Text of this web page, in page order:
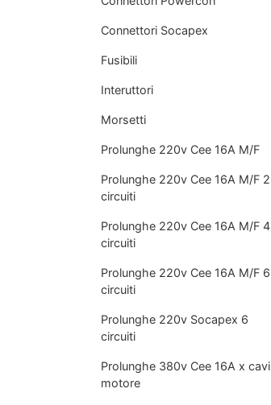
Connettori Socapex
Fusibili
Interuttori
Morsetti
Prolunghe 220v Cee 16A M/F
Prolunghe 220v Cee 16A M/F 2
circuiti
Prolunghe 220v Cee 16A M/F 4
circuiti
Prolunghe 220v Cee 16A M/F 6
circuiti
Prolunghe 220v Socapex 6
circuiti
Prolunghe 380v Cee 16A x cavi
motore